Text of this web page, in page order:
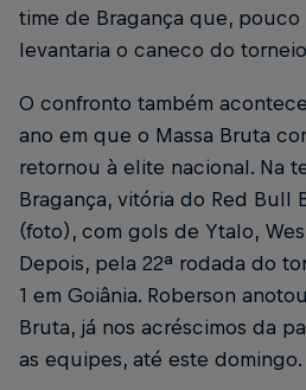
time de Bragança que,
levantaria o caneco do
O confronto também
ano em que o Massa Bruta
retornou à elite nacional. Na
Bragança, vitória do Red Bull
(foto), com gols de Ytalo,
Depois, pela 22ª rodada do
1 em Goiânia. Roberson
Bruta, já nos acréscimos da
as equipes, até este domingo.